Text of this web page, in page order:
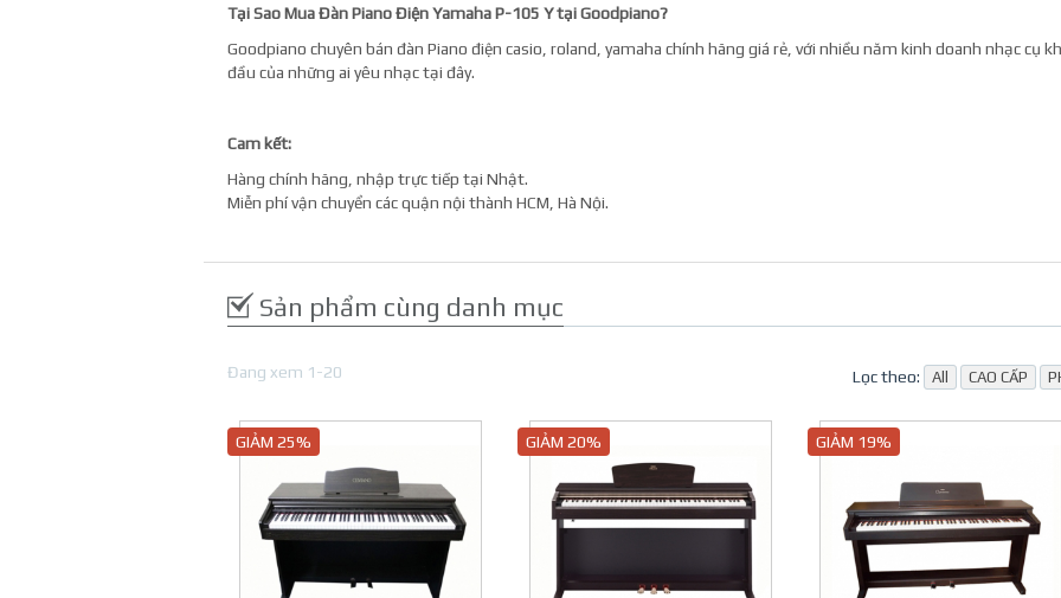
Tại Sao Mua Đàn Piano Điện Yamaha P-105 Y tại Goodpiano?
Goodpiano chuyên bán đàn Piano điện casio, roland, yamaha chính hãng giá rẻ, với nhiều năm kinh doanh nhạc cụ
đầu của những ai yêu nhạc tại đây.
Cam kết:
Hàng chính hãng, nhập trực tiếp tại Nhật.
Miễn phí vận chuyển các quận nội thành HCM, Hà Nội.
Sản phẩm cùng danh mục
Đang xem 1-20 Lọc theo: All CAO CẤP
GIẢM 25% GIẢM 20% GIẢM 19%